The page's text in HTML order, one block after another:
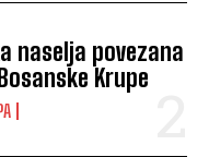
naselja povezana
Krupe